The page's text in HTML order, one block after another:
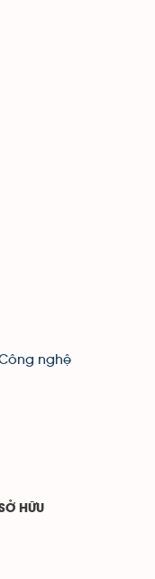
nghệ
HỮU